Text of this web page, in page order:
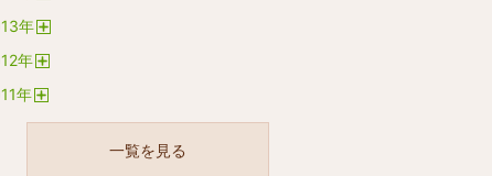
年
年
年
一覧を見る